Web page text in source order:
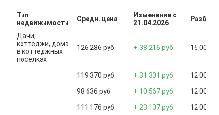
Тип
недвижимости
Средн. цена
Изменение с
21.04.2026
Дачи,
коттеджи, дома
в коттеджных
поселках
126 286 руб. + 38 216 руб. 15 000
119 370 руб. + 31 301 руб. 12 000
98 636 руб. + 10 567 руб. 12 000
111 176 руб. + 23 107 руб. 12 000